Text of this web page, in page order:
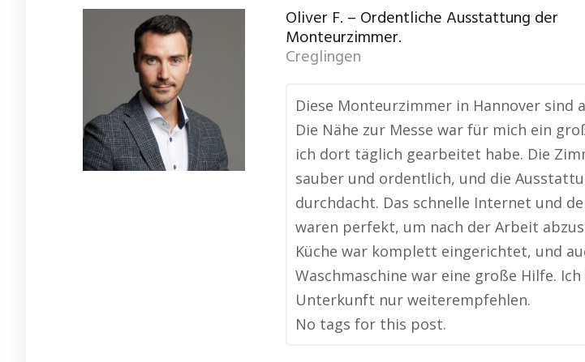
Oliver F. – Ordentliche Ausstattung der
Monteurzimmer.
Creglingen
Diese Monteurzimmer in Hannover sind
Die Nähe zur Messe war für mich ein
ich dort täglich gearbeitet habe. Die
sauber und ordentlich, und die
durchdacht. Das schnelle Internet und
waren perfekt, um nach der Arbeit
Küche war komplett eingerichtet, und
Waschmaschine war eine große Hilfe. Ich
Unterkunft nur weiterempfehlen.
No tags for this post.